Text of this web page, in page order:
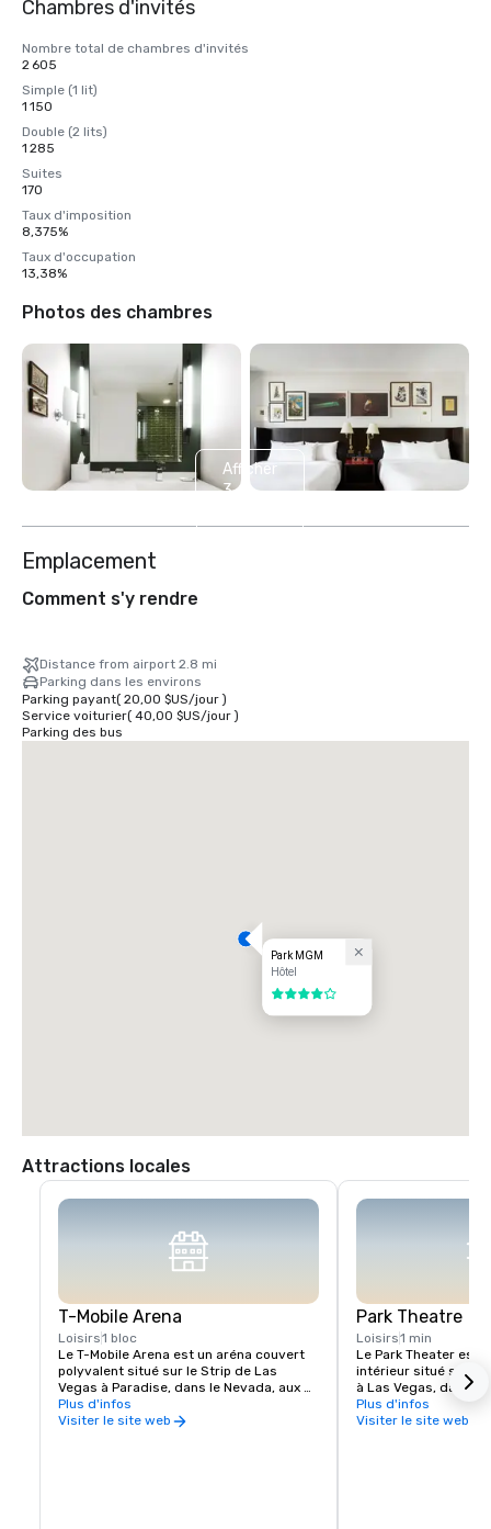
Chambres d'invités
Nombre total de chambres d'invités
2 605
Simple (1 lit)
1 150
Double (2 lits)
1 285
Suites
170
Taux d'imposition
8,375%
Taux d'occupation
13,38%
Photos des chambres
Afficher
3
Emplacement
Comment s'y rendre
Distance from airport 2.8 mi
Parking dans les environs
Parking payant( 20,00 $US/jour)
Service voiturier( 40,00 $US/jour)
Parking des bus
Park MGM
Hôtel
4 sur 5
Attractions locales
T-Mobile Arena
Loisirs1 bloc
Le T-Mobile Arena est un aréna couvert
polyvalent situé sur le Strip de Las
Vegas à Paradise, dans le Nevada, aux
États-Unis. C'est le domicile des Golden
Knights de Vegas de la Ligue nationale
Plus d'infos
Visiter le site web
Park Theatre
Loisirs1 min
Le Park Theater est
intérieur situé sur le
à Las Vegas, dans le
décembre 2016, le
principalement des
Plus d'infos
Visiter le site web